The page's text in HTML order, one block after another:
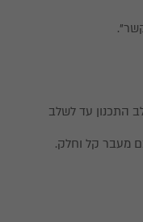
התכנון עד לשלב
מעבר קל וחלק.